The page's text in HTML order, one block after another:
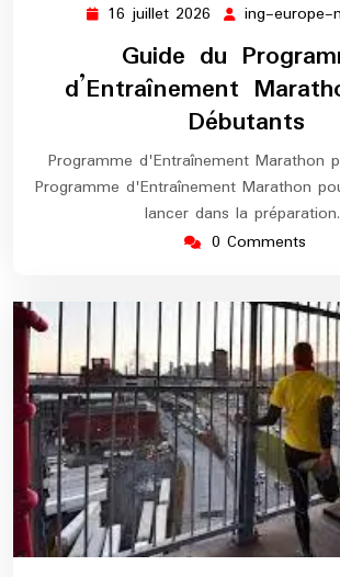
16 juillet 2026 16
juillet
2026
ing-europe-
Guide du
d’Entraînement
Débutants
Programme d'Entraînement Marathon
Programme d'Entraînement Marathon
lancer dans la
0 Comments